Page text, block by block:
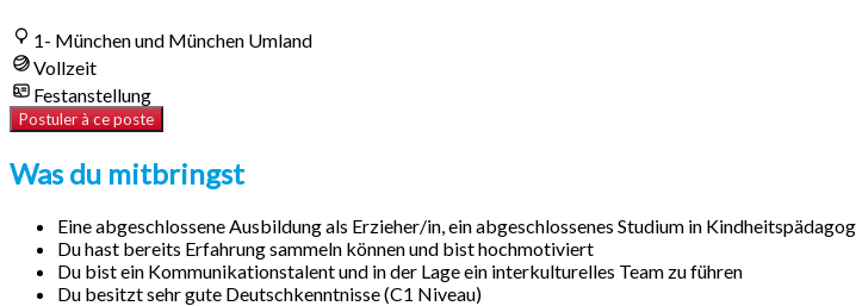
1- München und München Umland
Vollzeit
Festanstellung
Postuler à ce poste
Was du mitbringst
Eine abgeschlossene Ausbildung als Erzieher/in, ein abgeschlossenes Studium in
Du hast bereits Erfahrung sammeln können und bist hochmotiviert
Du bist ein Kommunikationstalent und in der Lage ein interkulturelles Team zu führen
Du besitzt sehr gute Deutschkenntnisse (C1 Niveau)